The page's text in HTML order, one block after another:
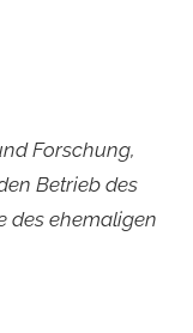
Forschung,
Betrieb des
des ehemaligen